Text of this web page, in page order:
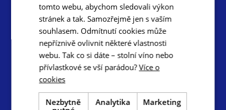
Centrála cestovního ruchu – Jižní Morava, z.s.p.o.
Radnická 2, 602 00 Brno
www.ccrjm.cz
tomto webu, abychom sledovali výkon
stránek a tak. Samozřejmě jen s vaším
souhlasem. Odmítnutí cookies může
nepříznivě ovlivnit některé vlastnosti
webu. Tak co si dáte – stolní víno nebo
přívlastkové se vší parádou?Více o
cookies
Nezbytně
Analytika Marketing